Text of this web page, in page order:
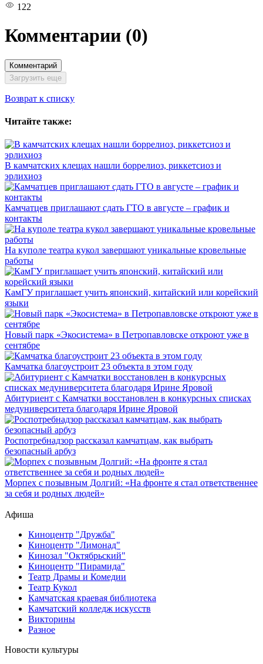
122
Комментарии (0)
Комментарий
Загрузить еще
Возврат к списку
Читайте также:
В камчатских клещах нашли боррелиоз, риккетсиоз и
эрлихиоз
Камчатцев приглашают сдать ГТО в августе – график и
контакты
На куполе театра кукол завершают уникальные кровельные
работы
КамГУ приглашает учить японский, китайский или корейский
языки
Новый парк «Экосистема» в Петропавловске откроют уже в
сентябре
Камчатка благоустроит 23 объекта в этом году
Абитуриент с Камчатки восстановлен в конкурсных списках
медуниверситета благодаря Ирине Яровой
Роспотребнадзор рассказал камчатцам, как выбрать
безопасный арбуз
Морпех с позывным Долгий: «На фронте я стал ответственнее
за себя и родных людей»
Афиша
Киноцентр "Дружба"
Киноцентр "Лимонад"
Кинозал "Октябрьский"
Киноцентр "Пирамида"
Театр Драмы и Комедии
Театр Кукол
Камчатская краевая библиотека
Камчатский колледж искусств
Викторины
Разное
Новости культуры